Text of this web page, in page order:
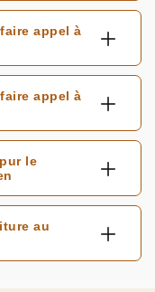
appel à
appel à
le
au